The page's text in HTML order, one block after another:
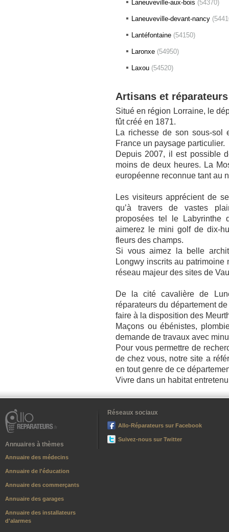
Laneuveville-aux-bois (54370)
Laneuveville-devant-nancy
Lantéfontaine (54150)
Laronxe (54950)
Laxou (54520)
Artisans et
Situé en région Lorraine, le
fût créé en 1871.
La richesse de son sous-
France un paysage particulier.
Depuis 2007, il est possible
moins de deux heures. La
européenne reconnue tant au
Les visiteurs apprécient de
qu’à travers de vastes
proposées tel le Labyrinthe
aimerez le mini golf de dix-
fleurs des champs.
Si vous aimez la belle
Longwy inscrits au patrimoine
réseau majeur des sites de
De la cité cavalière de
réparateurs du département
faire à la disposition des
Maçons ou ébénistes,
demande de travaux avec
Pour vous permettre de
de chez vous, notre site a
en tout genre de ce
Vivre dans un habitat
Annuaires à thèmes
Annuaire des médecins
Annuaire de l'éducation
Annuaire des commerçants
Annuaire des garages
Annuaire des installateurs
d'alarmes
Réseaux sociaux
Allo-Réparateurs sur Facebook
Suivez-nous sur Twitter